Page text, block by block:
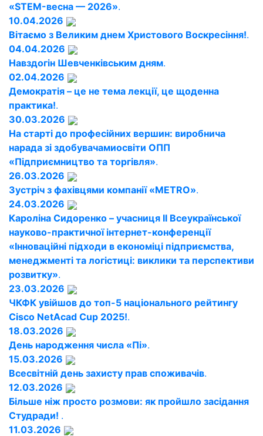
«STEM-весна — 2026».
10.04.2026
Вітаємо з Великим днем Христового Воскресіння!.
04.04.2026
Навздогін Шевченківським дням.
02.04.2026
Демократія – це не тема лекції, це щоденна
практика!.
30.03.2026
На старті до професійних вершин: виробнича
нарада зі здобувачамиосвіти ОПП
«Підприємництво та торгівля».
26.03.2026
Зустріч з фахівцями компанії «METRO».
24.03.2026
Кароліна Сидоренко – учасниця ІІ Всеукраїнської
науково-практичної інтернет-конференції
«Інноваційні підходи в економіці підприємства,
менеджменті та логістиці: виклики та перспективи
розвитку».
23.03.2026
ЧКФК увійшов до топ-5 національного рейтингу
Cisco NetAcad Cup 2025!.
18.03.2026
День народження числа «Пі».
15.03.2026
Всесвітній день захисту прав споживачів.
12.03.2026
Більше ніж просто розмови: як пройшло засідання
Студради! .
11.03.2026